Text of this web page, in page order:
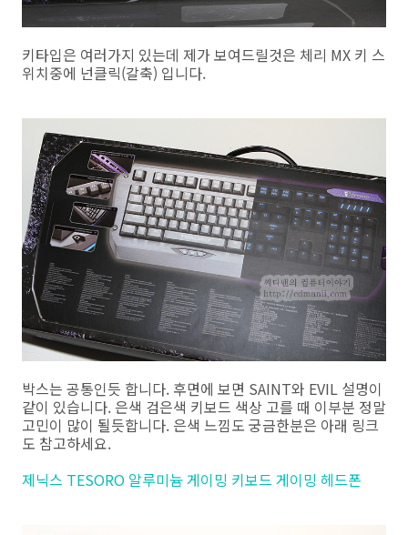
키타입은 여러가지 있는데 제가 보여드릴것은 체리 MX 키 스
위치중에 넌클릭(갈축) 입니다.
박스는 공통인듯 합니다. 후면에 보면 SAINT와 EVIL 설명이
같이 있습니다. 은색 검은색 키보드 색상 고를 때 이부분 정말
고민이 많이 될듯합니다. 은색 느낌도 궁금한분은 아래 링크
도 참고하세요.
제닉스 TESORO 알루미늄 게이밍 키보드 게이밍 헤드폰